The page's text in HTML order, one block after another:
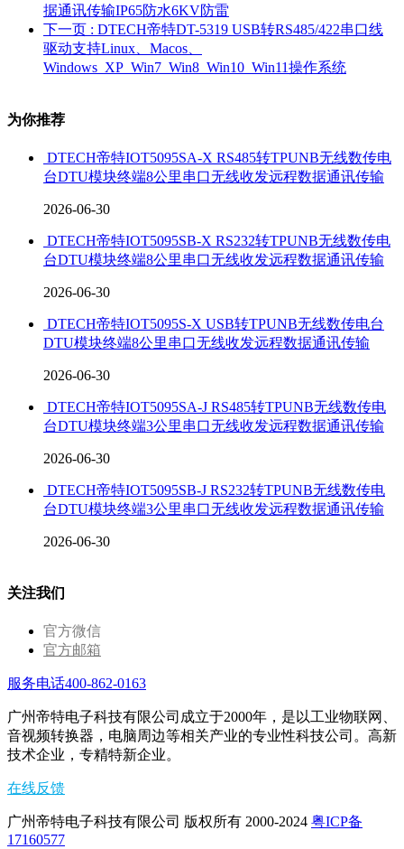
据通讯传输IP65防水6KV防雷
下一页 : DTECH帝特DT-5319 USB转RS485/422串口线
驱动支持Linux、Macos、
Windows_XP_Win7_Win8_Win10_Win11操作系统
为你推荐
DTECH帝特IOT5095SA-X RS485转TPUNB无线数传电
台DTU模块终端8公里串口无线收发远程数据通讯传输
2026-06-30
DTECH帝特IOT5095SB-X RS232转TPUNB无线数传电
台DTU模块终端8公里串口无线收发远程数据通讯传输
2026-06-30
DTECH帝特IOT5095S-X USB转TPUNB无线数传电台
DTU模块终端8公里串口无线收发远程数据通讯传输
2026-06-30
DTECH帝特IOT5095SA-J RS485转TPUNB无线数传电
台DTU模块终端3公里串口无线收发远程数据通讯传输
2026-06-30
DTECH帝特IOT5095SB-J RS232转TPUNB无线数传电
台DTU模块终端3公里串口无线收发远程数据通讯传输
2026-06-30
关注我们
官方微信
官方邮箱
服务电话400-862-0163
广州帝特电子科技有限公司成立于2000年，是以工业物联网、
音视频转换器，电脑周边等相关产业的专业性科技公司。高新
技术企业，专精特新企业。
在线反馈
广州帝特电子科技有限公司 版权所有 2000-2024 粤ICP备
17160577